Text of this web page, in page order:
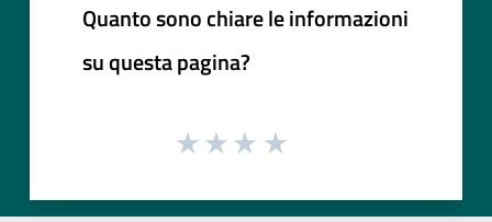
Quanto sono chiare le informazioni
su questa pagina?